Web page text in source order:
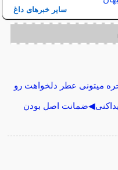
سایر خبرهای داغ
میتونی عطر دلخواهت رو
اصل بودن